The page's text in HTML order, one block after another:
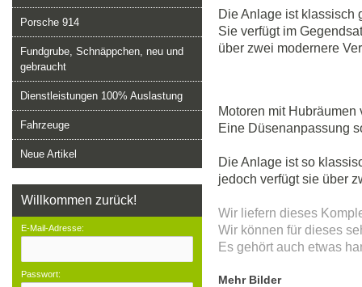
Porsche 914
Fundgrube, Schnäppchen, neu und
gebraucht
Dienstleistungen 100% Auslastung
Fahrzeuge
Neue Artikel
Willkommen zurück!
E-Mail-Adresse:
Passwort:
Die Anlage ist klassisch
Sie verfügt im
über zwei modernere
Motoren mit
Eine Düsenanpassung
Die Anlage ist so
jedoch verfügt sie über
Wir liefern dieses
Wir können für dieses
Es gehört auch etwas
Mehr Bilder